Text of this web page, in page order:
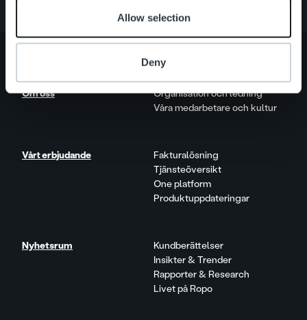
Allow selection
Deny
Om oss
Organisation och ledning
Våra medarbetare och kultur
Vårt erbjudande
Fakturalösning
Tjänsteöversikt
One platform
Produktuppdateringar
Nyhetsrum
Kundberättelser
Insikter & Trender
Rapporter & Research
Livet på Ropo